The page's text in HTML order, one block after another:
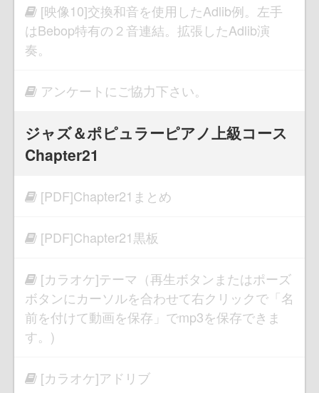
[映像10]交換和音を使用したAdlib例。左手
はBebop特有の２音連結。拡張したAdlib演
奏。
アンケートにご協力下さい。
ジャズ＆ポピュラーピアノ上級コース
Chapter21
[PDF]Chapter21まとめ
[PDF]Chapter21黒板
[カラオケ]テーマ（再生ボタンまたはポーズ
ボタンにカーソルを合わせて右クリックで「名
前を付けて動画を保存」でmp3を保存できま
す。)
[カラオケ]アドリブ